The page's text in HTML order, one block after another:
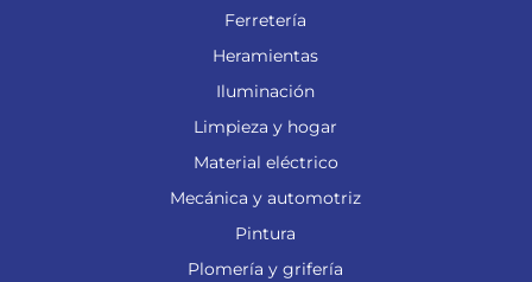
Ferretería
Heramientas
Iluminación
Limpieza y hogar
Material eléctrico
Mecánica y automotriz
Pintura
Plomería y grifería